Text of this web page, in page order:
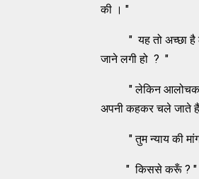
की । "
" यह तो अच्छा है
जाने लगी हो ? "
" लेकिन आलोचक
अपनी कहकर चले जाते
" तुम न्याय की मांग
" किससे करूँ ? "